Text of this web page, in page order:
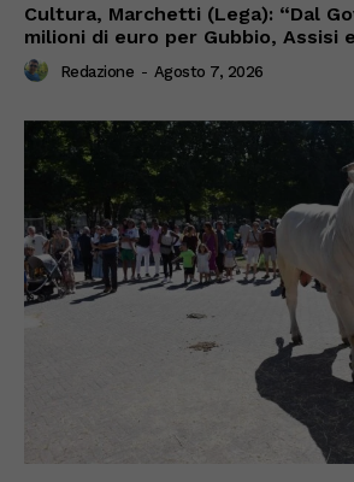
Cultura, Marchetti (Lega): “Dal
milioni di euro per Gubbio, Assisi
Redazione - Agosto 7, 2026